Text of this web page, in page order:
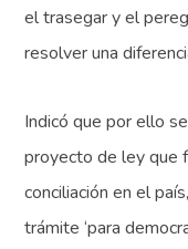
el trasegar y el
resolver una
Indicó que por ello
proyecto de ley que
conciliación en el
trámite ‘para